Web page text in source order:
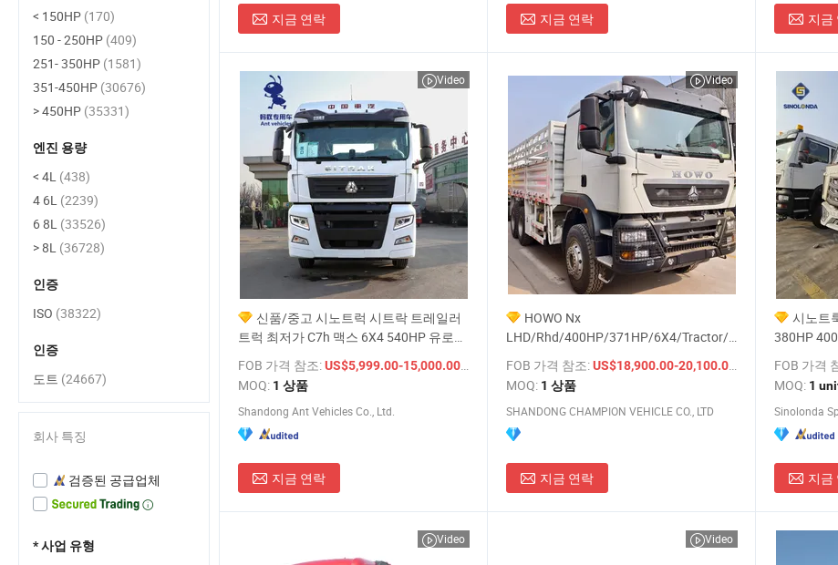
지금 연락 지금 연락 지금
Video
신품/중고 시노트럭 시트락 트레일러
트럭 최저가 C7h 맥스 6X4 540HP 유로
5/Euro 6 트랙터 트럭 헤드 디젤 연료 수
동 조향
FOB 가격 참조:US$5,999.00-15,000.00/ 상품
MOQ: 1 상품
Shandong Ant Vehicles Co., Ltd.
지금 연락
Video
HOWO Nx
LHD/Rhd/400HP/371HP/6X4/Tractor/Dump/Mixer
화물 박스/밴 견인 트레일러/견인 프라임
무버 트랙터 헤드 트럭
FOB 가격 참조:US$18,900.00-20,100.00 / 상품
MOQ: 1 상품
SHANDONG CHAMPION VEHICLE CO., LTD
지금 연락
시노트
380HP
랙터 트럭
FOB 가격
MOQ: 1
Sinolonda
지금
Video Video
< 150HP (170)
150 - 250HP (409)
251- 350HP (1581)
351-450HP (30676)
> 450HP (35331)
엔진 용량
< 4L (438)
4 6L (2239)
6 8L (33526)
> 8L (36728)
인증
ISO (38322)
인증
도트 (24667)
회사 특징
검증된 공급업체
* 사업 유형